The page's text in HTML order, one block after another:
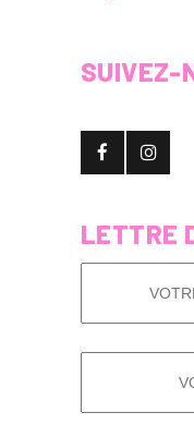
SUIVEZ-
LETTRE